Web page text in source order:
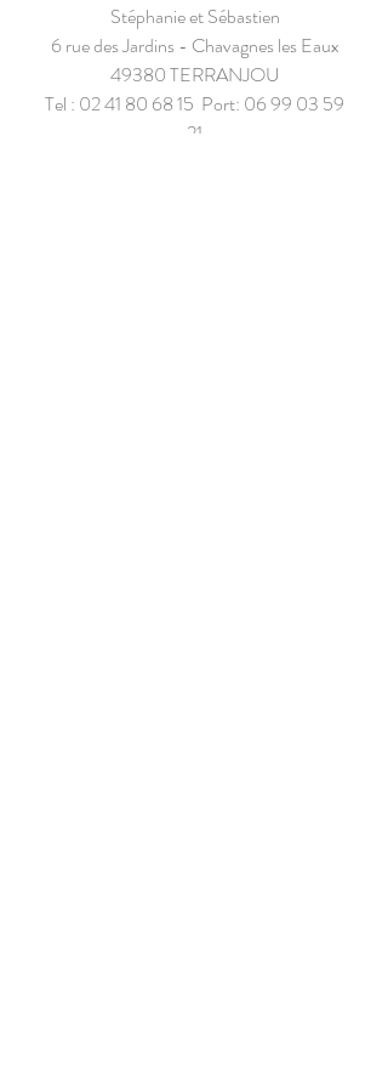
Stéphanie et Sébastien
6 rue des Jardins - Chavagnes les Eaux
49380 TERRANJOU
Tel : 02 41 80 68 15 Port: 06 99 03 59
21